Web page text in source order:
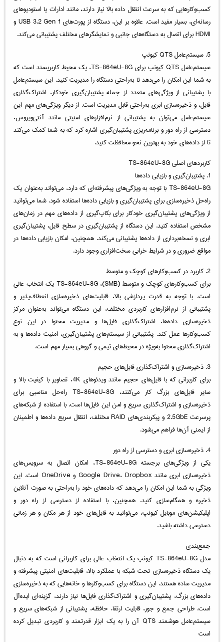
کسب‌وکارهایی که به سرعت انتقال داده بالا نیاز دارند، مانند ادارات یا استودیوهای
رسانه‌ای، بسیار مفید است. علاوه بر این، دستگاه از پورت‌های USB 3.2 Gen 1 و
HDMI برای اتصال به دستگاه‌های جانبی و نمایشگرهای مختلف پشتیبانی می‌کند.
5. سیستم‌عامل QTS کیونپ
سیستم‌عامل QTS کیونپ برای TS-864eU-8G، یک محیط کاربرپسند است که
به شما این امکان را می‌دهد تا به‌راحتی دستگاه را مدیریت کنید. این سیستم‌عامل
با پشتیبانی از ویژگی‌های متعدد از جمله پشتیبان‌گیری خودکار، اشتراک‌گذاری
فایل، و ذخیره‌سازی ابری به‌راحتی قابل مدیریت است. از دیگر ویژگی‌های مهم این
سیستم‌عامل می‌توان به پشتیبانی از نرم‌افزارهای امنیتی مانند آنتی‌ویروس،
دسترسی از راه دور و برنامه‌ریزی پشتیبان‌گیری اشاره کرد که به شما کمک می‌کند
تا از داده‌های خود به بهترین نحو محافظت کنید.
کاربردهای اصلی TS-864eU-8G
1. پشتیبان‌گیری و بازیابی داده‌ها
TS-864eU-8G با توجه به ویژگی‌های پیشرفته‌ای که دارد، می‌تواند به‌عنوان یک
راه‌حل ذخیره‌سازی برای پشتیبان‌گیری و بازیابی داده‌ها استفاده شود. شما می‌توانید
از ویژگی‌های پشتیبان‌گیری خودکار برای بکاپ‌گیری از داده‌های مهم در زمان‌های
مشخص استفاده کنید. این دستگاه از پشتیبان‌گیری در سطح فایل، پشتیبان‌گیری
ابری و نسخه‌برداری از داده‌ها پشتیبانی می‌کند. همچنین، امکان بازیابی داده‌ها در
مواقع ضروری و در شرایط خرابی سخت‌افزاری وجود دارد.
2. کاربرد در کسب‌وکارهای کوچک و متوسط
برای کسب‌وکارهای کوچک و متوسط (SMB)، TS-864eU-8G یک انتخاب عالی
است. با توجه به قدرت پردازشی بالا، قابلیت‌های ذخیره‌سازی انعطاف‌پذیر و
پشتیبانی از نرم‌افزارهای کاربردی مختلف، این دستگاه می‌تواند به‌عنوان مرکز
ذخیره‌سازی داده‌ها، اشتراک‌گذاری فایل‌ها و مدیریت محتوا در این نوع
کسب‌وکارها عمل کند. پشتیبانی از سیستم‌های پشتیبان‌گیری، امنیت داده‌ها و به
اشتراک‌گذاری محتوا به‌ویژه در محیط‌های تیمی و گروهی بسیار مهم است.
3. ذخیره‌سازی و اشتراک‌گذاری فایل‌های حجیم
برای کاربرانی که با فایل‌های حجیم مانند ویدئوهای 4K، تصاویر با کیفیت بالا و
سایر فایل‌های بزرگ کار می‌کنند، TS-864eU-8G راه‌حل مناسبی برای
ذخیره‌سازی و اشتراک‌گذاری سریع و امن این فایل‌ها است. با استفاده از شبکه‌های
پرسرعت 2.5GbE و پیکربندی‌های RAID مختلف، انتقال سریع داده‌ها و اطمینان
از ایمنی آن‌ها فراهم می‌شود.
4. ذخیره‌سازی ابری و دسترسی از راه دور
یکی از ویژگی‌های برجسته TS-864eU-8G، امکان اتصال به سرویس‌های
ذخیره‌سازی ابری مانند Google Drive، Dropbox و OneDrive است. این
ویژگی به شما این امکان را می‌دهد که داده‌های خود را به‌راحتی به صورت آنلاین
ذخیره و همگام‌سازی کنید. همچنین، با استفاده از دسترسی از راه دور و
اپلیکیشن‌های موبایل کیونپ، می‌توانید به فایل‌های خود از هر مکان و هر زمانی
دسترسی داشته باشید.
جمع‌بندی
مدل TS-864eU-8G کیونپ یک انتخاب عالی برای کاربرانی است که به دنبال
یک دستگاه ذخیره‌سازی تحت شبکه با عملکرد بالا، قابلیت‌های امنیتی پیشرفته و
مدیریت ساده هستند. این دستگاه برای کسب‌وکارها و خانه‌هایی که به ذخیره‌سازی
داده‌های بزرگ، پشتیبان‌گیری و اشتراک‌گذاری فایل‌ها نیاز دارند، گزینه‌ای ایده‌آل
است. طراحی جمع و جور، قابلیت ارتقاء حافظه، پشتیبانی از شبکه‌های سریع و
سیستم‌عامل هوشمند QTS آن را به یک ابزار قدرتمند و کاربردی تبدیل کرده
است